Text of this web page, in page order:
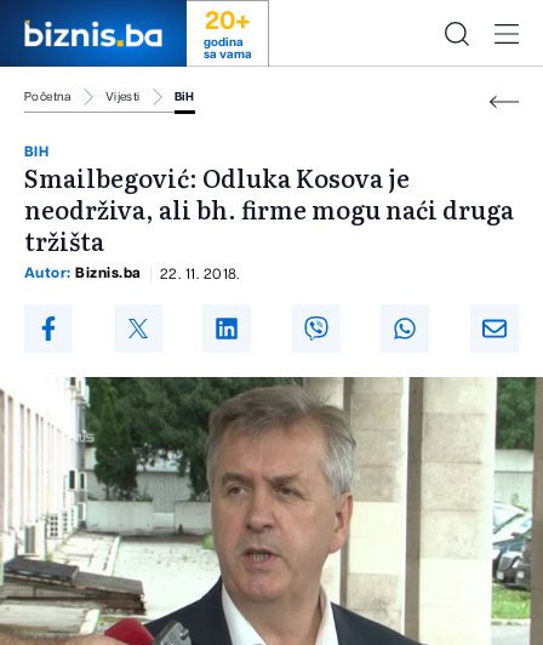
20+
godina
sa vama
Početna Vijesti BiH
BIH
Smailbegović: Odluka Kosova je
neodrživa, ali bh. firme mogu naći druga
tržišta
Autor: Biznis.ba 22. 11. 2018.